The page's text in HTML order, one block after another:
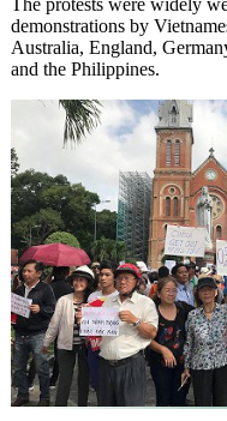
The protests were widely
demonstrations by
Australia, England,
and the Philippines.